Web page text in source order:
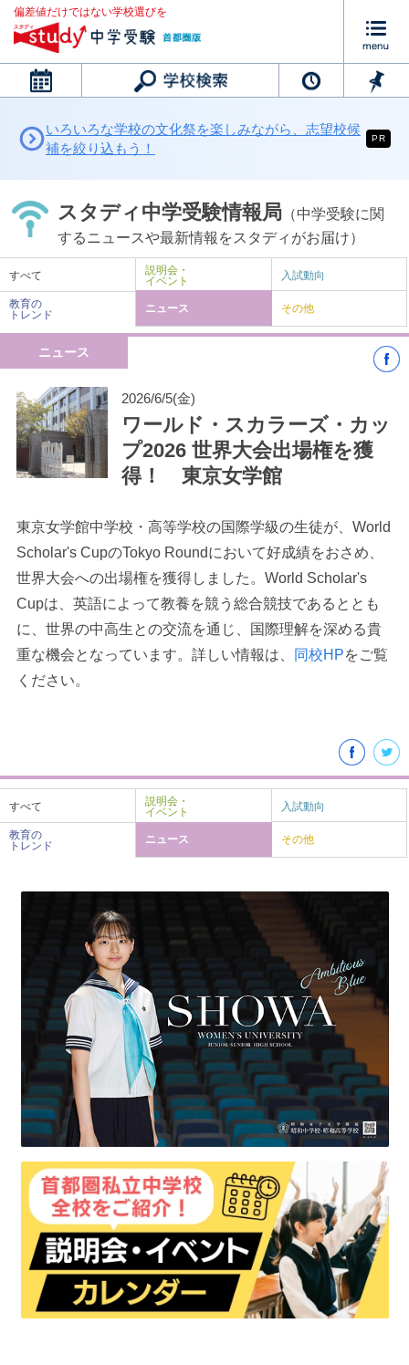
偏差値だけではない学校選びを
カレンダー
学校閲覧履歴はありません
ブックマークした学校
ブックマークした学校はありません
いろいろな学校の文化祭を楽しみながら、志望校候
補を絞り込もう！
PR
スタディ中学受験情報局 （中学受験に関
するニュースや最新情報をスタディがお届け）
すべて
説明会・
イベント
入試動向
教育の
トレンド
ニュース その他
ニュース
2026/6/5(金)
ワールド・スカラーズ・カッ
プ2026 世界大会出場権を獲
得！ 東京女学館
東京女学館中学校・高等学校の国際学級の生徒が、World
Scholar's CupのTokyo Roundにおいて好成績をおさめ、
世界大会への出場権を獲得しました。World Scholar's
Cupは、英語によって教養を競う総合競技であるととも
に、世界の中高生との交流を通じ、国際理解を深める貴
重な機会となっています。詳しい情報は、
同校HPをご覧
ください。
すべて
説明会・
イベント
入試動向
教育の
トレンド
ニュース その他